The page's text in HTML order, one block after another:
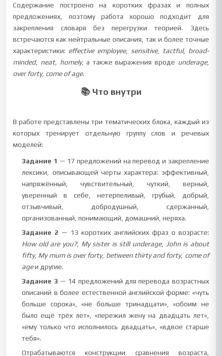
Содержание построено на коротких фразах и полных
предложениях, поэтому работа хорошо подходит для
закрепления словаря без перегрузки теорией. Здесь
встречаются как нейтральные описания, так и более точные
характеристики: effective employee, sensitive, tactful, broad-
minded, neat, homely, а также выражения вроде underage,
over forty, come of age.
📚 Что внутри
В работе представлены три тематических блока, каждый из
которых тренирует отдельную группу слов и речевых
моделей:
Задание 1 — 17 предложений на перевод и закрепление
лексики, описывающей черты характера: эффективный,
напряжённый, чувствительный, чуткий, верный,
уверенный в себе, нетерпеливый, грубый, добрый,
отзывчивый, добродушный, сдержанный,
организованный, понимающий, домашний, неряха.
Задание 2 — 13 коротких английских фраз о возрасте:
How old are you?, My sister is still underage,
John is about
fifty, My mum is over forty, between thirty and forty, come of
ageи другие.
Задание 3 — 14 предложений для перевода возрастных
описаний в более естественной английской форме: «чуть
больше сорока», «не больше тринадцати», «обоим не
было ещё трёх лет», «пережил жену на двадцать лет»,
«ему только что исполнилось двадцать», «вдвое старше
тебя».
Отрабатываются конструкции сравнения возраста,